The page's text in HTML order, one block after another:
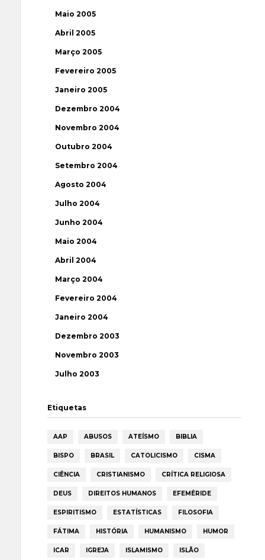
Maio 2005
Abril 2005
Março 2005
Fevereiro 2005
Janeiro 2005
Dezembro 2004
Novembro 2004
Outubro 2004
Setembro 2004
Agosto 2004
Julho 2004
Junho 2004
Maio 2004
Abril 2004
Março 2004
Fevereiro 2004
Janeiro 2004
Dezembro 2003
Novembro 2003
Julho 2003
Etiquetas
AAP ABUSOS ATEÍSMO BIBLIA
BISPO BRASIL CATOLICISMO CISMA
CIÊNCIA CRISTIANISMO CRÍTICA RELIGIOSA
DEUS DIREITOS HUMANOS EFEMÉRIDE
ESPIRITISMO ESTATÍSTICAS FILOSOFIA
FÁTIMA HISTÓRIA HUMANISMO HUMOR
ICAR IGREJA ISLAMISMO ISLÃO